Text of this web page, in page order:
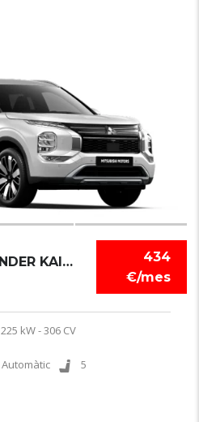
434
€/mes
MITSUBISHI OUTLANDER KAITEKI PLUS 4X4
225 kW - 306 CV
Automàtic 5